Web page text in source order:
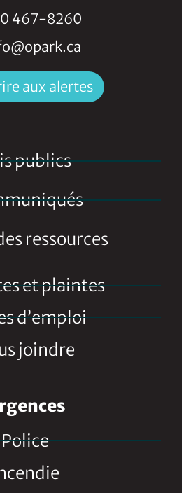
467-8260
aux alertes
publics
ressources
et plaintes
d’emploi
joindre
Police